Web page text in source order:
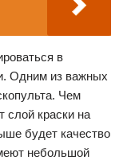
в
Одним из важных
Чем
слой краски на
будет качество
небольшой